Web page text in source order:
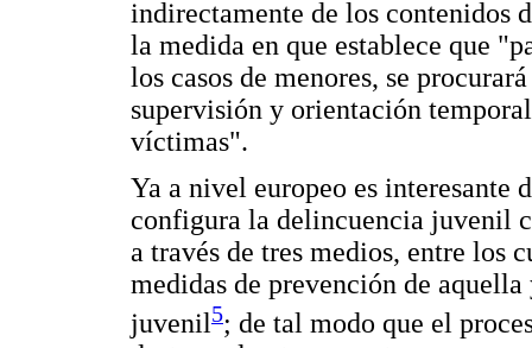
indirectamente de los contenidos
la medida en que establece que
los casos de menores, se
supervisión y orientación
víctimas".
Ya a nivel europeo es interesante
configura la delincuencia juvenil
a través de tres medios, entre los
medidas de prevención de
juvenil5; de tal modo que el